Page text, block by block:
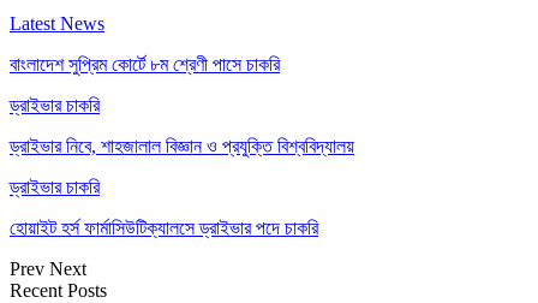
Latest News
বাংলাদেশ সুপ্রিম কোর্টে ৮ম শ্রেণী পাসে চাকরি
ড্রাইভার চাকরি
ড্রাইভার নিবে, শাহজালাল বিজ্ঞান ও প্রযুক্তি বিশ্ববিদ্যালয়
ড্রাইভার চাকরি
হোয়াইট হর্স ফার্মাসিউটিক্যালসে ড্রাইভার পদে চাকরি
Prev Next
Recent Posts